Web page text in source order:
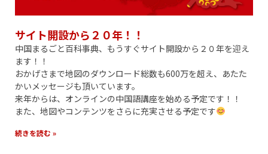
サイト開設から２０年！！
中国まるごと百科事典、もうすぐサイト開設から２０年を迎え
ます！！
おかげさまで地図のダウンロード総数も600万を超え、あたた
かいメッセージも頂いています。
来年からは、オンラインの中国語講座を始める予定です！！
また、地図やコンテンツをさらに充実させる予定です
続きを読む »